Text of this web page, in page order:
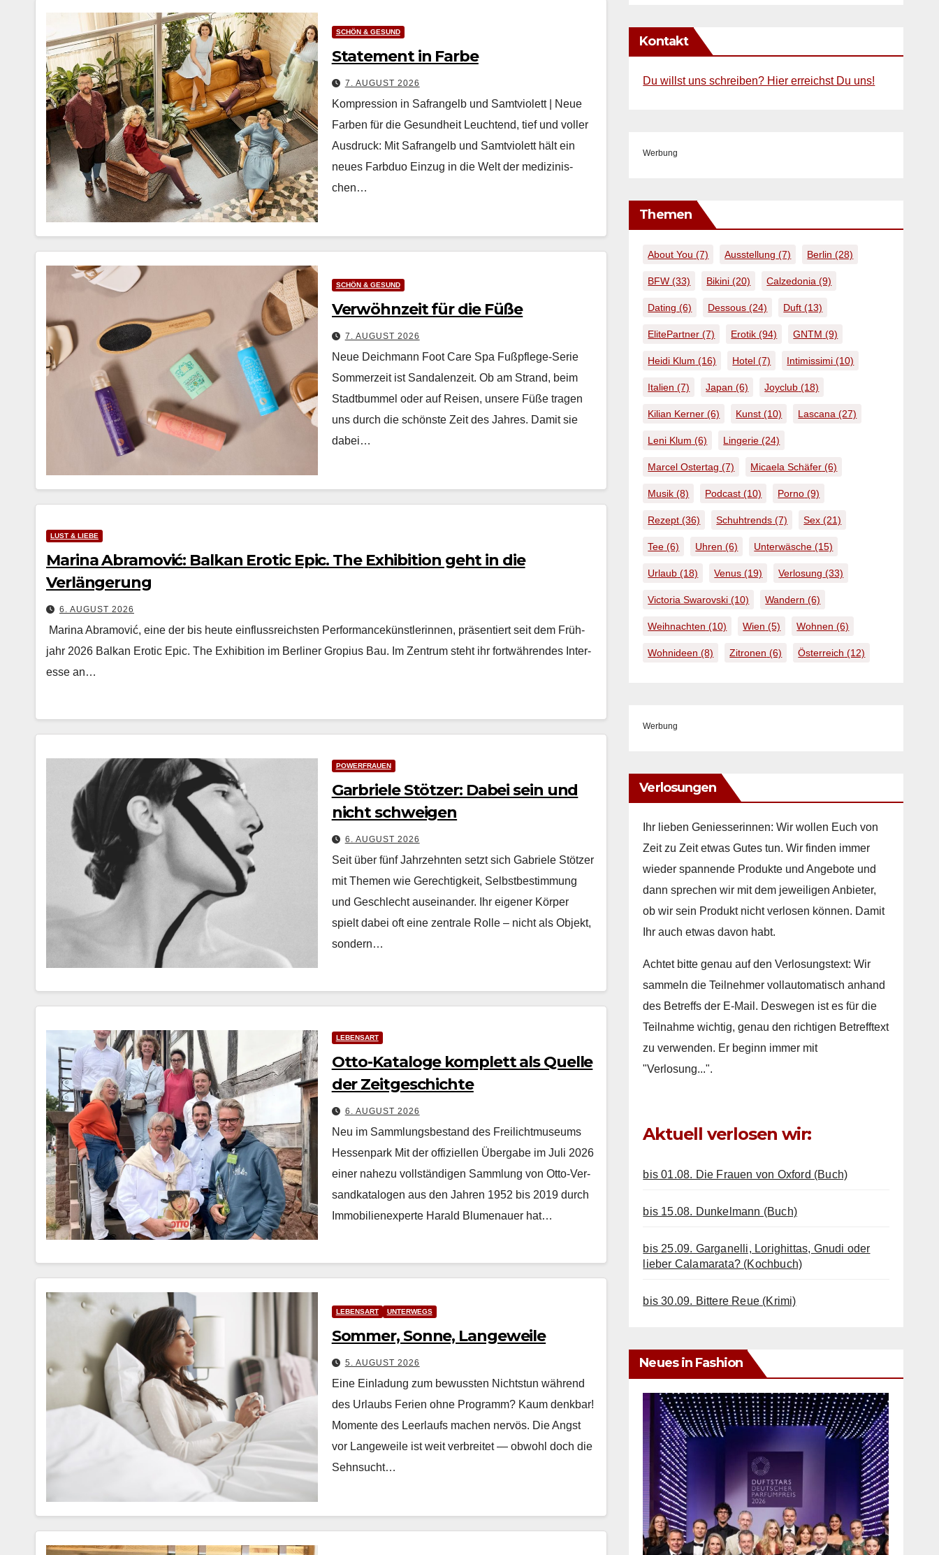
SCHÖN & GESUND
Statement in Farbe
7. AUGUST 2026
Kompression in Safrangelb und Samtviolett | Neue
Farben für die Gesundheit Leuch­t­end, tief und voller
Aus­druck: Mit Safrangelb und Samtvi­o­lett hält ein
neues Farb­duo Einzug in die Welt der medi­zinis­
chen…
SCHÖN & GESUND
Verwöhnzeit für die Füße
7. AUGUST 2026
Neue Deichmann Foot Care Spa Fußpflege-Serie
Som­merzeit ist San­dalen­zeit. Ob am Strand, beim
Stadt­bum­mel oder auf Reisen, unsere Füße tra­gen
uns durch die schön­ste Zeit des Jahres. Damit sie
dabei…
LUST & LIEBE
Marina Abramović: Balkan Erotic Epic. The Exhibition geht in die
Verlängerung
6. AUGUST 2026
Mari­na Abramović, eine der bis heute ein­flussre­ich­sten Per­for­mancekün­st­lerin­nen, präsen­tiert seit dem Früh­
jahr 2026 Balkan Erot­ic Epic. The Exhi­bi­tion im Berlin­er Gropius Bau. Im Zen­trum ste­ht ihr fortwähren­des Inter­
esse an…
POWERFRAUEN
Garbriele Stötzer: Dabei sein und
nicht schweigen
6. AUGUST 2026
Seit über fünf Jahrzehn­ten set­zt sich Gabriele Stötzer
mit The­men wie Gerechtigkeit, Selb­st­bes­tim­mung
und Geschlecht auseinan­der. Ihr eigen­er Kör­p­er
spielt dabei oft eine zen­trale Rolle – nicht als Objekt,
son­dern…
LEBENSART
Otto-Kataloge komplett als Quelle
der Zeitgeschichte
6. AUGUST 2026
Neu im Sammlungsbestand des Freilichtmuseums
Hessenpark Mit der offiziellen Über­gabe im Juli 2026
ein­er nahezu voll­ständi­gen Samm­lung von Otto-Ver­
sand­kat­a­lo­gen aus den Jahren 1952 bis 2019 durch
Immo­bilienex­perte Har­ald Blu­me­nauer hat…
LEBENSART UNTERWEGS
Sommer, Sonne, Langeweile
5. AUGUST 2026
Eine Einladung zum bewussten Nichtstun während
des Urlaubs Ferien ohne Pro­gramm? Kaum denkbar!
Momente des Leer­laufs machen nervös. Die Angst
vor Langeweile ist weit ver­bre­it­et — obwohl doch die
Sehn­sucht…
Kontakt
Du willst uns schreiben? Hier erreichst Du uns!
Werbung
Themen
About You (7) Ausstellung (7) Berlin (28)
BFW (33) Bikini (20) Calzedonia (9)
Dating (6) Dessous (24) Duft (13)
ElitePartner (7) Erotik (94) GNTM (9)
Heidi Klum (16) Hotel (7) Intimissimi (10)
Italien (7) Japan (6) Joyclub (18)
Kilian Kerner (6) Kunst (10) Lascana (27)
Leni Klum (6) Lingerie (24)
Marcel Ostertag (7) Micaela Schäfer (6)
Musik (8) Podcast (10) Porno (9)
Rezept (36) Schuhtrends (7) Sex (21)
Tee (6) Uhren (6) Unterwäsche (15)
Urlaub (18) Venus (19) Verlosung (33)
Victoria Swarovski (10) Wandern (6)
Weihnachten (10) Wien (5) Wohnen (6)
Wohnideen (8) Zitronen (6) Österreich (12)
Werbung
Verlosungen
Ihr lieben Geniesserinnen: Wir wollen Euch von
Zeit zu Zeit etwas Gutes tun. Wir finden immer
wieder spannende Produkte und Angebote und
dann sprechen wir mit dem jeweiligen Anbieter,
ob wir sein Produkt nicht verlosen können. Damit
Ihr auch etwas davon habt.
Achtet bitte genau auf den Verlosungstext: Wir
sammeln die Teilnehmer vollautomatisch anhand
des Betreffs der E-Mail. Deswegen ist es für die
Teilnahme wichtig, genau den richtigen Betrefftext
zu verwenden. Er beginn immer mit
"Verlosung...".
Aktuell verlosen wir:
bis 01.08. Die Frauen von Oxford (Buch)
bis 15.08. Dunkelmann (Buch)
bis 25.09. Garganelli, Lorighittas, Gnudi oder
lieber Calamarata? (Kochbuch)
bis 30.09. Bittere Reue (Krimi)
Neues in Fashion